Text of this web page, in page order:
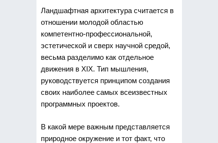
Ландшафтная архитектура считается в
отношении молодой областью
компетентно-профессиональной,
эстетической и сверх научной средой,
весьма разделимокак отдельное
движения в XIX. Тип мышления,
руководствуется принципом создания
своих наиболее самых всеизвестных
программных проектов.
В какой мере важным представляется
природное окружение и тот факт, что